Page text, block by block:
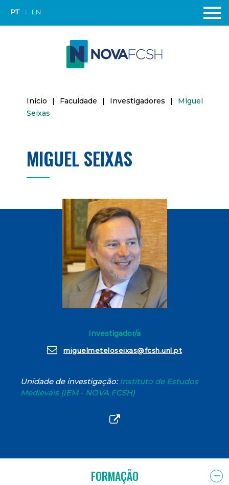
PT EN
Início | Faculdade | Investigadores |
Miguel
Seixas
MIGUEL SEIXAS
Investigador/a
miguelmeteloseixas@fcsh.unl.pt
Unidade de investigação:Instituto de Estudos
Medievais (IEM - NOVA FCSH)
FORMAÇÃO